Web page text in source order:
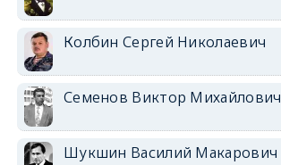
Колбин Сергей Николаевич
Семенов Виктор Михайлович
Шукшин Василий Макарович